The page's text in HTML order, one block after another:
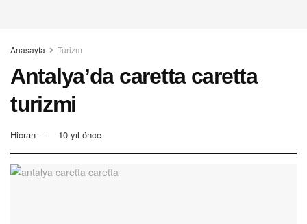
Anasayfa Turizm
Antalya’da caretta caretta
turizmi
Hicran 10 yıl önce